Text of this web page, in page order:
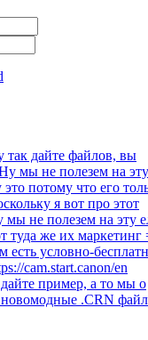
так дайте файлов, вы
мы не полезем на эту
это потому что его
я вот про этот
мы не полезем на эту
туда же их маркетинг
есть условно-
cam.start.canon/en
пример, а то мы о
.CRN